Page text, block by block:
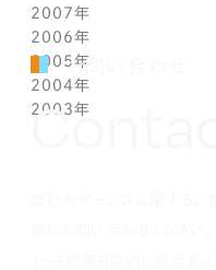
1月(1)
3月(1)
2月(1)
1月(1)
4月(1)
3月(1)
2月(1)
1月(1)
5月(1)
4月(1)
3月(1)
2月(1)
1月(1)
6月(1)
5月(1)
4月(1)
3月(1)
2月(1)
7月(1)
6月(1)
5月(1)
4月(1)
3月(1)
8月(1)
7月(1)
6月(1)
5月(1)
4月(1)
9月(1)
8月(1)
7月(1)
6月(1)
5月(1)
10月(1)
9月(1)
8月(1)
7月(1)
6月(1)
11月(1)
10月(1)
9月(1)
8月(1)
7月(1)
12月(1)
11月(1)
10月(1)
9月(1)
8月(1)
2007年
12月(1)
11月(1)
10月(1)
9月(1)
2006年
12月(1)
11月(1)
10月(1)
2005年
12月(1)
11月(1)
2004年
12月(1)
2003年
お問い合わせ
Contact